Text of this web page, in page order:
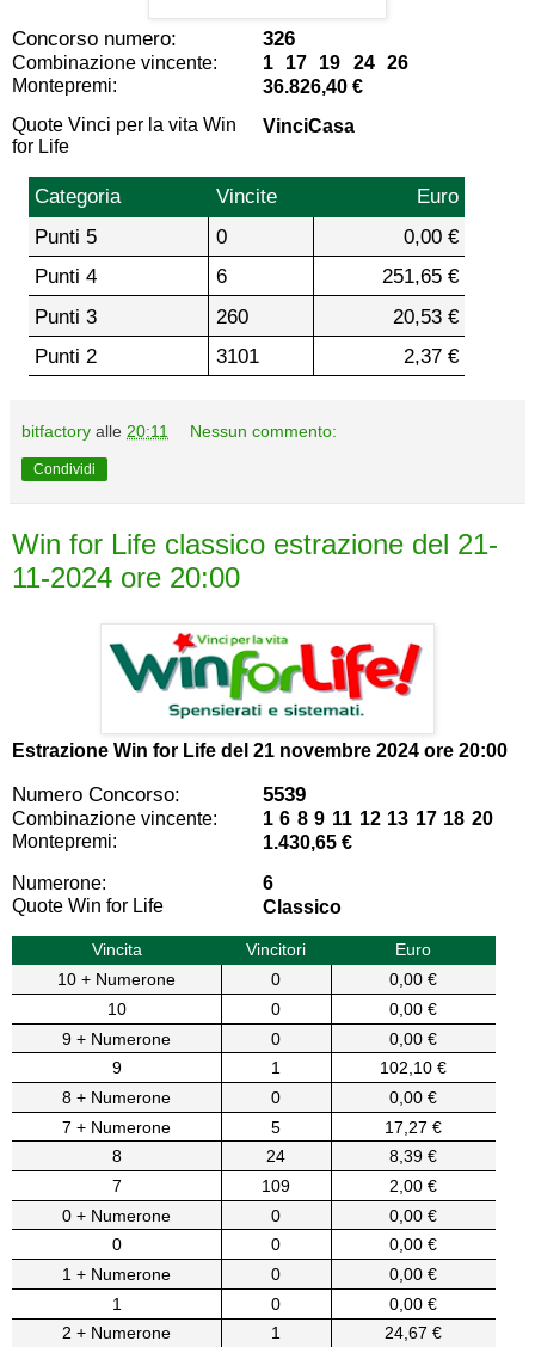
Concorso numero: 326
Combinazione vincente:
1 17 19 24 26
Montepremi:
36.826,40 €
Quote Vinci per la vita Win
for Life
VinciCasa
Categoria Vincite
Euro
Punti 5
0
0,00 €
Punti 4
6
251,65 €
Punti 3
260
20,53 €
Punti 2
3101 2,37 €
bitfactory alle 20:11 Nessun commento:
Condividi
Win for Life classico estrazione del 21-
11-2024 ore 20:00
Estrazione Win for Life del 21 novembre 2024 ore 20:00
Numero Concorso: 5539
Combinazione vincente:
1 6 8 9 11 12 13 17 18 20
Montepremi:
1.430,65 €
Numerone:
6
Quote Win for Life
Classico
Vincita Vincitori
Euro
10 + Numerone
0
0,00 €
10
0
0,00 €
9 + Numerone
0
0,00 €
9
1
102,10 €
8 + Numerone
0
0,00 €
7 + Numerone
5
17,27 €
8
24
8,39 €
7
109
2,00 €
0 + Numerone
0
0,00 €
0
0
0,00 €
1 + Numerone
0
0,00 €
1
0
0,00 €
2 + Numerone
1
24,67 €